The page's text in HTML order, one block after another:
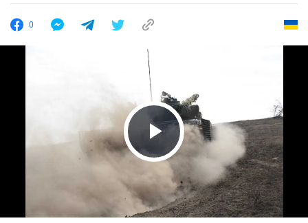
0
Play Video